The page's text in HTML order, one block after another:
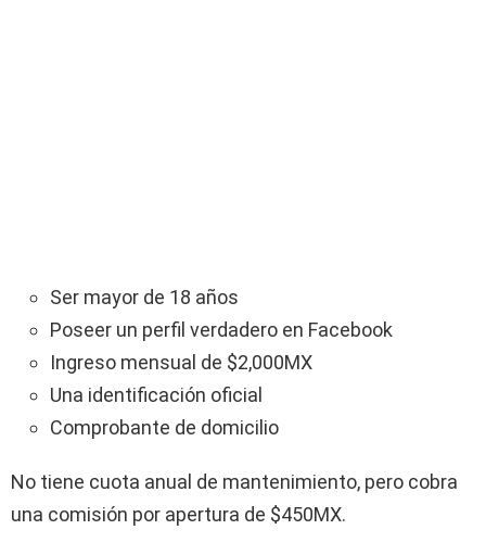
Ser mayor de 18 años
Poseer un perfil verdadero en Facebook
Ingreso mensual de $2,000MX
Una identificación oficial
Comprobante de domicilio
No tiene cuota anual de mantenimiento, pero cobra
una comisión por apertura de $450MX.